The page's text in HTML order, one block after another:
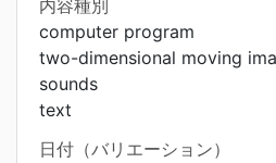
内容種別
computer program
two-dimensional moving
sounds
text
日付（バリエーション）